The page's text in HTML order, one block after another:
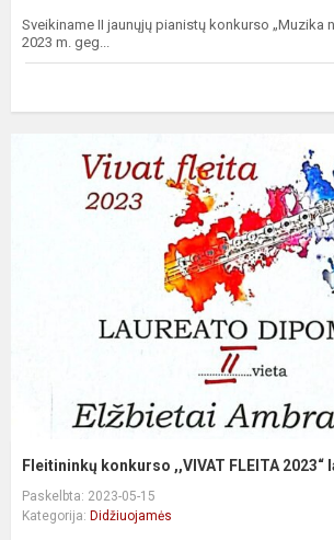
Sveikiname II jaunųjų pianistų konkurso „Muzika
2023 m. geg...
Fleitininkų konkurso ,,VIVAT FLEITA 2023“
Paskelbta: 2023-05-15
Kategorija: Didžiuojamės